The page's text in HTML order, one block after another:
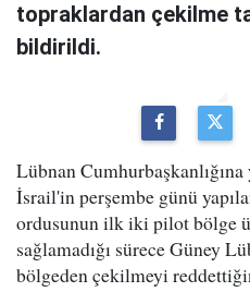
topraklardan çekilme
bildirildi.
Lübnan
İsrail'in perşembe günü
ordusunun ilk iki pilot bölge
sağlamadığı sürece Güney
bölgeden çekilmeyi